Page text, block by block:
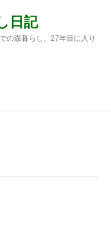
日記
の森暮らし、27年目に入り